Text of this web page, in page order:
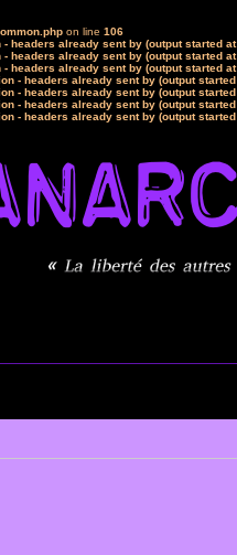
on line 106
headers already sent by (output started
headers already sent by (output started
headers already sent by (output started
- headers already sent by (output
- headers already sent by (output
- headers already sent by (output
- headers already sent by (output